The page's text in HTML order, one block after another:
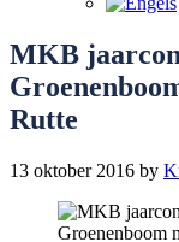
MKB
Rutte
13 oktober 2016 by